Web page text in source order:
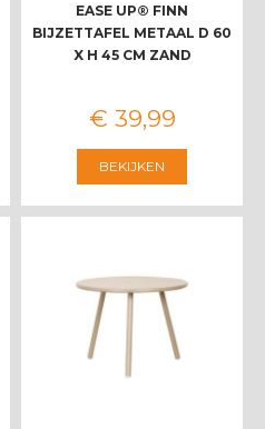
EASE UP® FINN
BIJZETTAFEL METAAL D 60
X H 45 CM ZAND
€ 39,99
BEKIJKEN